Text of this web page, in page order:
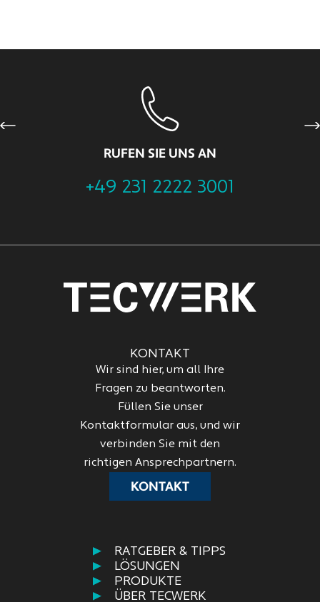
RUFEN SIE UNS AN
+49 231 2222 3001
Previous
RATGEBER & TIPPS
LÖSUNGEN
PRODUKTE
ÜBER TECWERK
KONTAKT
Wir sind hier, um all Ihre
Fragen zu beantworten.
Füllen Sie unser
Kontaktformular aus, und wir
verbinden Sie mit den
richtigen Ansprechpartnern.
KONTAKT